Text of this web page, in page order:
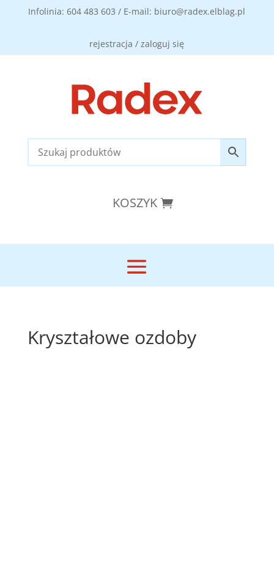
Infolinia: 604 483 603 / E-mail: biuro@radex.elblag.pl
rejestracja / zaloguj się
KOSZYK
Kryształowe ozdoby